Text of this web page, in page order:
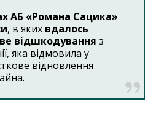
АБ «Романа Сацика»
, в яких вдалось
відшкодування з
яка відмовила у
відновлення